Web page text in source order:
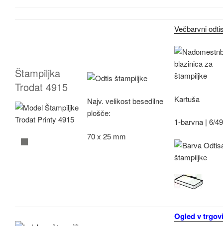
Štampiljka
Trodat 4915
Najv. velikost besedilne
plošče:
70 x 25 mm
Večbarvni
Kartuša
1-barvna | 6/
Ogled v